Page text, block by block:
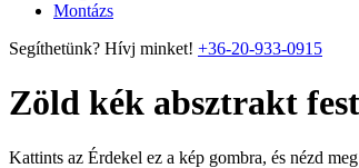
Montázs
Segíthetünk? Hívj minket! +36-20-933-0915
Zöld kék absztrakt
Kattints az Érdekel ez a kép gombra, és nézd